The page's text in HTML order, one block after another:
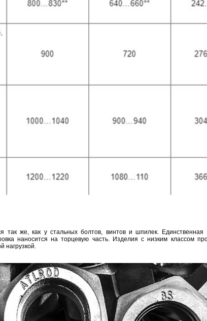
так же, как у стальных болтов, винтов и шпилек. Единственная
наносится на торцевую часть. Изделия с низким классом
нагрузкой.